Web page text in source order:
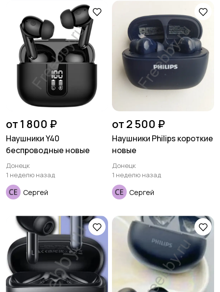
от 1 800 ₽
Наушники Y40
беспроводные новые
Донецк
1 неделю назад
Сергей
от 2 500 ₽
Наушники Philips короткие
новые
Донецк
1 неделю назад
Сергей